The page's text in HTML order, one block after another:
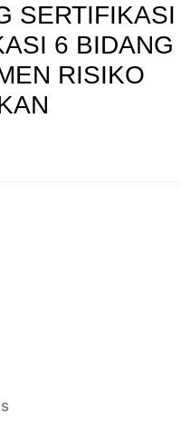
SERTIFIKASI
6 BIDANG
RISIKO